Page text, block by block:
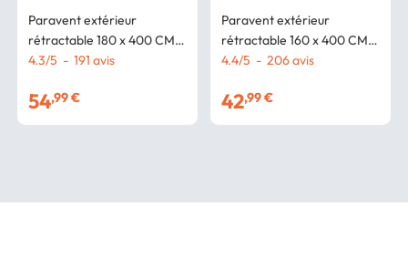
Paravent extérieur
rétractable 180 x 400 CM
gris anthracite store latéral
4.3/5 - 191 avis
54,99 €
Paravent extérieur
rétractable 160 x 400 CM
gris anthracite store latéral
4.4/5 - 206avis
42,99 €